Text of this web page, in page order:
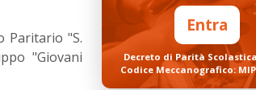
Paritario "S.
"Giovani
Entra
Decreto di Parità Scolastica
Codice Meccanografico: